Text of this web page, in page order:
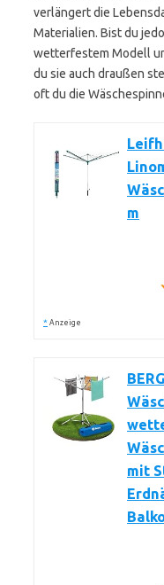
verlängert die
Materialien. Bist du
wetterfestem Modell
du sie auch draußen
oft du die
m
* Anzeige
mit